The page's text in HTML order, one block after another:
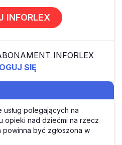
INFORLEX
INFORLEX
SIĘ
polegających na
opieki nad dziećmi na rzecz
być zgłoszona w